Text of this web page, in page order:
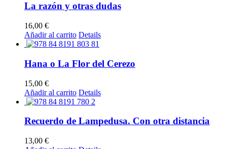
La razón y otras dudas
16,00 €
Añadir al carrito Details
Hana o La Flor del Cerezo
15,00 €
Añadir al carrito Details
Recuerdo de Lampedusa. Con otra distancia
13,00 €